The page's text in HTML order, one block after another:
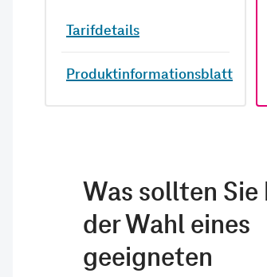
Tarifdetails
Produktinformationsblatt